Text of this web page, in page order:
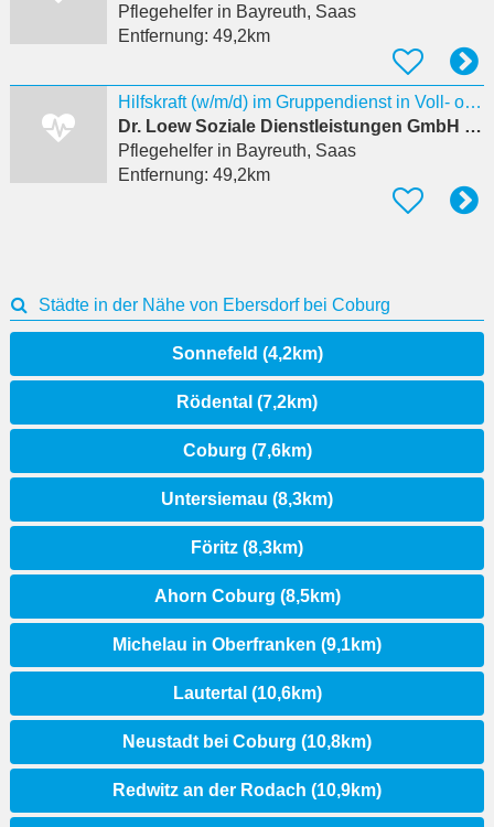
Pflegehelferin Bayreuth, Saas
Entfernung: 49,2km
Hilfskraft (w/m/d) im Gruppendienst in Voll- oder Teilzeit
Dr. Loew Soziale Dienstleistungen GmbH & Co. KG
Pflegehelferin Bayreuth, Saas
Entfernung: 49,2km
Städte in der Nähe von Ebersdorf bei Coburg
Sonnefeld (4,2km)
Rödental (7,2km)
Coburg (7,6km)
Untersiemau (8,3km)
Föritz (8,3km)
Ahorn Coburg (8,5km)
Michelau in Oberfranken (9,1km)
Lautertal (10,6km)
Neustadt bei Coburg (10,8km)
Redwitz an der Rodach (10,9km)